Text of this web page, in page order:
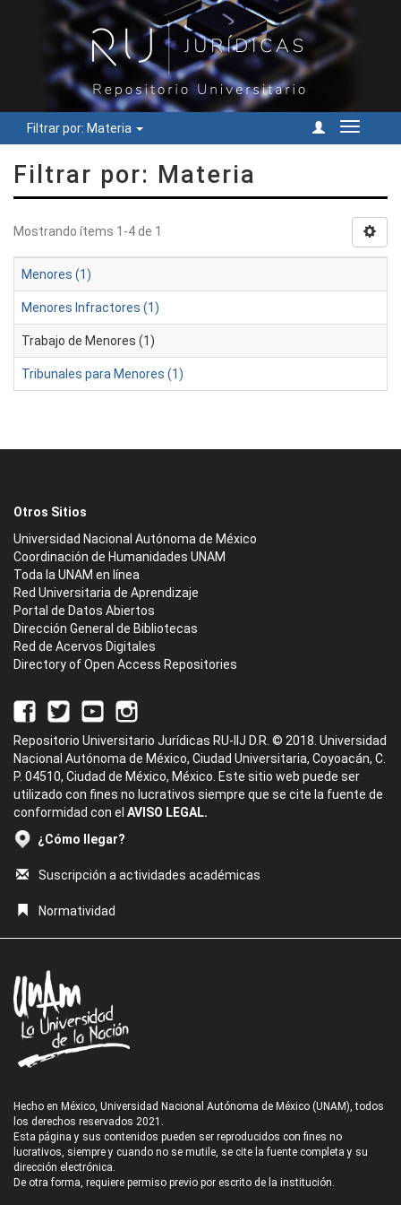
Filtrar por: Materia
Cambiar
Filtrar por: Materia
Mostrando ítems 1-4 de 1
Menores (1)
Menores Infractores (1)
Trabajo de Menores (1)
Tribunales para Menores (1)
Otros Sitios
Universidad Nacional Autónoma de México
Coordinación de Humanidades UNAM
Toda la UNAM en línea
Red Universitaria de Aprendizaje
Portal de Datos Abiertos
Dirección General de Bibliotecas
Red de Acervos Digitales
Directory of Open Access Repositories
Repositorio Universitario Jurídicas RU-IIJ D.R. © 2018. Universidad
Nacional Autónoma de México, Ciudad Universitaria, Coyoacán, C.
P. 04510, Ciudad de México, México. Este sitio web puede ser
utilizado con fines no lucrativos siempre que se cite la fuente de
conformidad con el AVISO LEGAL.
¿Cómo llegar?
Suscripción a actividades académicas
Normatividad
Hecho en México, Universidad Nacional Autónoma de México (UNAM), todos
los derechos reservados 2021.
Esta página y sus contenidos pueden ser reproducidos con fines no
lucrativos, siempre y cuando no se mutile, se cite la fuente completa y su
dirección electrónica.
De otra forma, requiere permiso previo por escrito de la institución.